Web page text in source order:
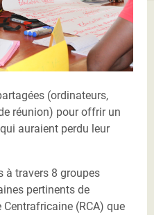
(ordinateurs,
réunion) pour offrir un
auraient perdu leur
à travers 8 groupes
pertinents de
(RCA) que